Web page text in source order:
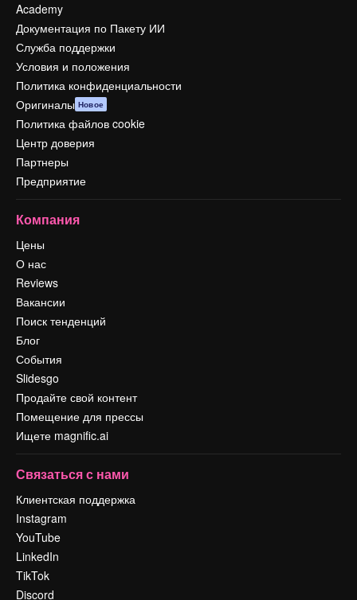
Academy
Документация по Пакету ИИ
Служба поддержки
Условия и положения
Политика конфиденциальности
Оригиналы Новое
Политика файлов cookie
Центр доверия
Партнеры
Предприятие
Компания
Цены
О нас
Reviews
Вакансии
Поиск тенденций
Блог
События
Slidesgo
Продайте свой контент
Помещение для прессы
Ищете magnific.ai
Связаться с нами
Клиентская поддержка
Instagram
YouTube
LinkedIn
TikTok
Discord